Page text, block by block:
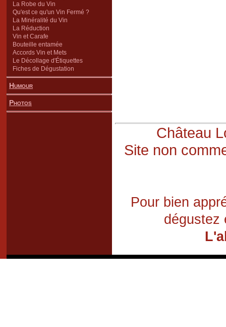
La Robe du Vin
Qu'est ce qu'un Vin Fermé ?
La Minéralité du Vin
La Réduction
Vin et Carafe
Bouteille entamée
Accords Vin et Mets
Le Décollage d'Étiquettes
Fiches de Dégustation
Humour
Photos
Château
Site non
Pour bien
dégustez